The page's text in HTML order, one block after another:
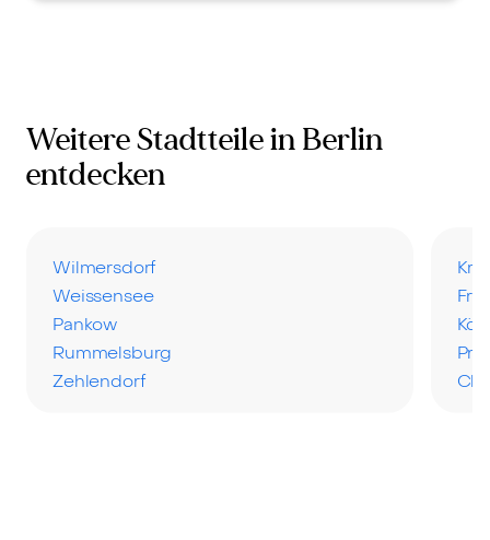
Weitere Stadtteile in Berlin
entdecken
Wilmersdorf
Weissensee
Pankow
Rummelsburg
Zehlendorf